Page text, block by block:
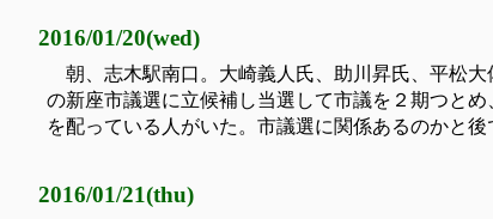
2016/01/20(wed)
朝、志木駅南口。大崎義人氏、助川昇氏、平松
の新座市議選に立候補し当選して市議を２期つと
を配っている人がいた。市議選に関係あるのかと
2016/01/21(thu)